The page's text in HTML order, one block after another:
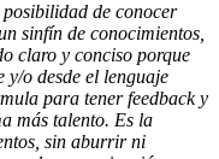
posibilidad de conocer
sinfín de conocimientos,
claro y conciso porque
y/o desde el lenguaje
para tener feedback y
más talento. Es la
sin aburrir ni